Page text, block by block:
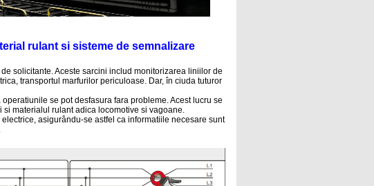
rulant si sisteme de semnalizare
solicitante. Aceste sarcini includ monitorizarea liniilor de
transportul marfurilor periculoase. Dar, în ciuda tuturor
se pot desfasura fara probleme. Acest lucru se
materialul rulant adica locomotive si vagoane.
asigurându-se astfel ca informatiile necesare sunt